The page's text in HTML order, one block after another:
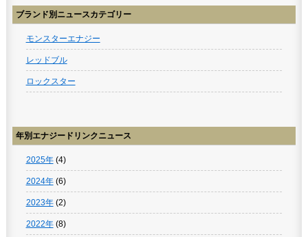
ブランド別ニュースカテゴリー
モンスターエナジー
レッドブル
ロックスター
年別エナジードリンクニュース
2025年(4)
2024年(6)
2023年(2)
2022年(8)